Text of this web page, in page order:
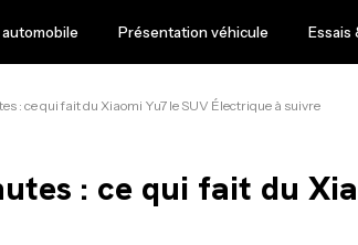
Présentation véhicule Essais
: ce qui fait du Xiaomi Yu7 le SUV Électrique à suivre
: ce qui fait du